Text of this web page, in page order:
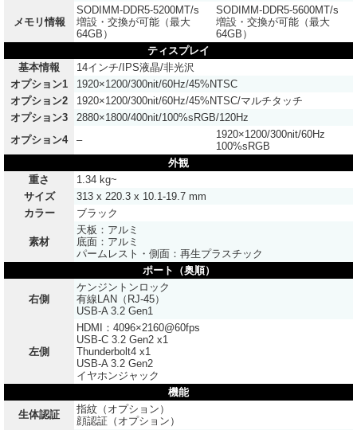
メモリ情報
SODIMM-DDR5-5200MT/s
増設・交換が可能（最大
64GB）
SODIMM-DDR5-5600MT/s
増設・交換が可能（最大
64GB）
ティスプレイ
基本情報
14インチ/IPS液晶/非光沢
オプション1
1920×1200/300nit/60Hz/45%NTSC
オプション2
1920×1200/300nit/60Hz/45%NTSC/マルチタッチ
オプション3
2880×1800/400nit/100%sRGB/120Hz
オプション4
–
1920×1200/300nit/60Hz
100%sRGB
外観
重さ
1.34 kg~
サイズ
313 x 220.3 x 10.1-19.7 mm
カラー
ブラック
素材
天板：アルミ
底面：アルミ
パームレスト・側面：再生プラスチック
ポート（奥順）
右側
ケンジントンロック
有線LAN（RJ-45）
USB-A 3.2 Gen1
左側
HDMI：4096×2160@60fps
USB-C 3.2 Gen2 x1
Thunderbolt4 x1
USB-A 3.2 Gen2
イヤホンジャック
機能
生体認証
指紋（オプション）
顔認証（オプション）